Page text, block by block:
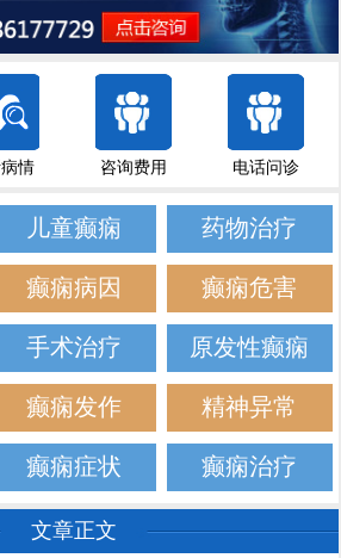
情 咨询费用 电话问诊
儿童癫痫 药物治疗
癫痫病因 癫痫危害
手术治疗 原发性癫痫
癫痫发作 精神异常
癫痫症状 癫痫治疗
文章正文